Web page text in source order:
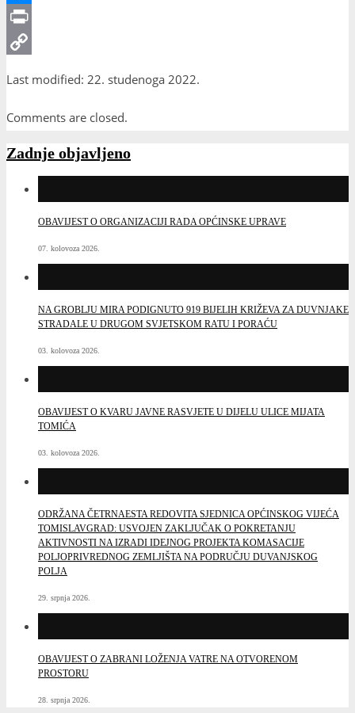
Messenger
Print
Last modified: 22. studenoga 2022.
Comments are closed.
Zadnje objavljeno
OBAVIJEST O ORGANIZACIJI RADA OPĆINSKE UPRAVE
07. kolovoza 2026.
NA GROBLJU MIRA PODIGNUTO 919 BIJELIH KRIŽEVA ZA DUVNJAKE
STRADALE U DRUGOM SVJETSKOM RATU I PORAĆU
03. kolovoza 2026.
OBAVIJEST O KVARU JAVNE RASVJETE U DIJELU ULICE MIJATA
TOMIĆA
03. kolovoza 2026.
ODRŽANA ČETRNAESTA REDOVITA SJEDNICA OPĆINSKOG VIJEĆA
TOMISLAVGRAD: USVOJEN ZAKLJUČAK O POKRETANJU
AKTIVNOSTI NA IZRADI IDEJNOG PROJEKTA KOMASACIJE
POLJOPRIVREDNOG ZEMLJIŠTA NA PODRUČJU DUVANJSKOG
POLJA
29. srpnja 2026.
OBAVIJEST O ZABRANI LOŽENJA VATRE NA OTVORENOM
PROSTORU
28. srpnja 2026.